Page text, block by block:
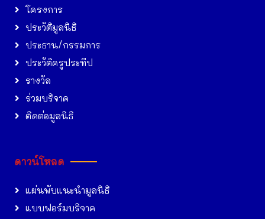
โครงการ
ประวัติมูลนิธิ
ประธาน/กรรมการ
ประวัติครูประทีป
รางวัล
ร่วมบริจาค
ติดต่อมูลนิธิ
ดาวน์โหลด
แผ่นพับแนะนำมูลนิธิ
แบบฟอร์มบริจาค